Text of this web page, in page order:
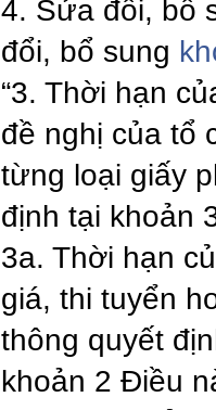
4. Sửa đổi, bổ
đổi, bổ sung
“3. Thời hạn
đề nghị của tổ
từng loại giấy
định tại khoản
3a. Thời hạn
giá, thi tuyển
thông quyết
khoản 2 Điều